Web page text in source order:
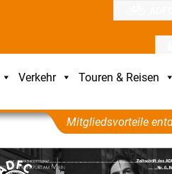
Verkehr Touren & Reisen
Mitgliedsvorteile